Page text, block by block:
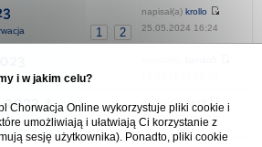
1 2
napisał(a) krollo
25.05.2024 16:24
turystyczne
1 2 3 4 5
napisał(a) piotrf
01.03.2024 20:12
i w jakim celu?
Chorwacja Online wykorzystuje pliki cookie i
umożliwiają i ułatwiają Ci korzystanie z
sesję użytkownika). Ponadto, pliki cookie